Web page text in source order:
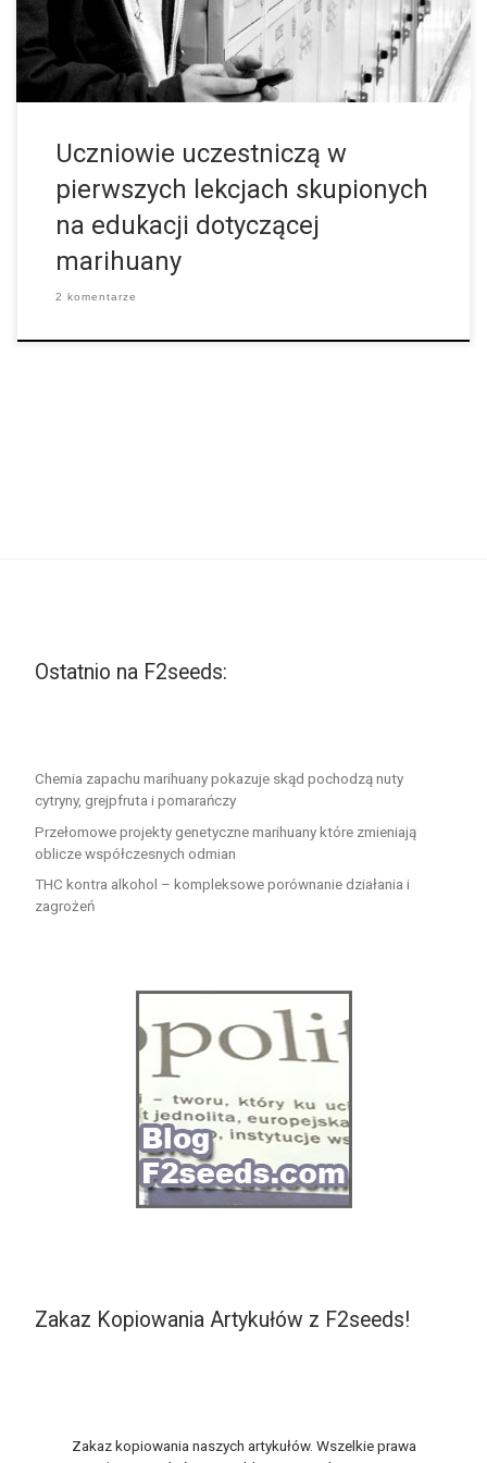
„Myślisz, że dzieci są wystarczająco dojrzałe by stwierdzić, lub
zadbać o to co dzieje się z ich mózgiem?” zapytał korespondent
CBS News, Barry Petersen. […]
Uczniowie uczestniczą w
pierwszych lekcjach skupionych
na edukacji dotyczącej
marihuany
2 komentarze
Ostatnio na F2seeds:
Chemia zapachu marihuany pokazuje skąd pochodzą nuty
cytryny, grejpfruta i pomarańczy
Przełomowe projekty genetyczne marihuany które zmieniają
oblicze współczesnych odmian
THC kontra alkohol – kompleksowe porównanie działania i
zagrożeń
Zakaz Kopiowania Artykułów z F2seeds!
Zakaz kopiowania naszych artykułów. Wszelkie prawa